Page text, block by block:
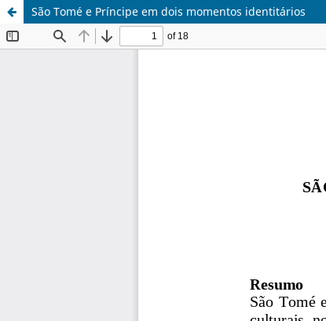
São Tomé e Príncipe em dois momentos identitários